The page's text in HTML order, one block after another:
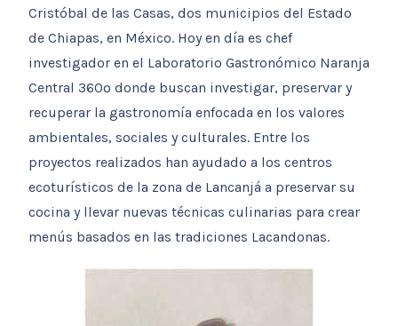
Cristóbal de las Casas, dos municipios del Estado
de Chiapas, en México. Hoy en día es chef
investigador en el Laboratorio Gastronómico Naranja
Central 360º donde buscan investigar, preservar y
recuperar la gastronomía enfocada en los valores
ambientales, sociales y culturales. Entre los
proyectos realizados han ayudado a los centros
ecoturísticos de la zona de Lancanjá a preservar su
cocina y llevar nuevas técnicas culinarias para crear
menús basados en las tradiciones Lacandonas.